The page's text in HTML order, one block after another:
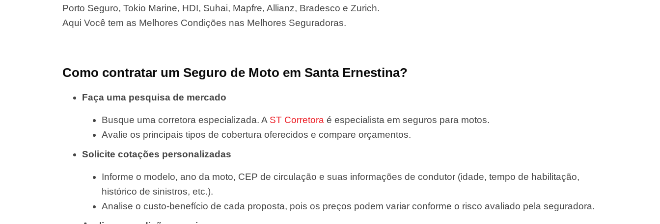
Porto Seguro, Tokio Marine, HDI, Suhai, Mapfre, Allianz, Bradesco e Zurich.
Aqui Você tem as Melhores Condições nas Melhores Seguradoras.
Como contratar um Seguro de Moto em Santa Ernestina?
Faça uma pesquisa de mercado
Busque uma corretora especializada. A ST Corretora é especialista em seguros para motos.
Avalie os principais tipos de cobertura oferecidos e compare orçamentos.
Solicite cotações personalizadas
Informe o modelo, ano da moto, CEP de circulação e suas informações de condutor (idade, tempo de habilitação,
histórico de sinistros, etc.).
Analise o custo-benefício de cada proposta, pois os preços podem variar conforme o risco avaliado pela seguradora.